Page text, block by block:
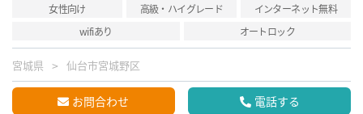
女性向け 高級・ハイグレード
インターネット無料
wifiあり
オートロック
宮城県 仙台市宮城野区
お問合わせ 電話する